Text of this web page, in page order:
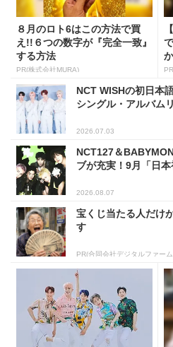
８月のロト6はこの方法で買
え!!６つの数字が『完全一致』
する方法
PR(株式会社MURA)
か
NCT WISHの初日本
シングル・アルバム
2026.07.03
NCT127＆
ブが充実！9月「日
2026.08.07
宝くじ当たる人だけ
す
PR(合同会社デジタルファー